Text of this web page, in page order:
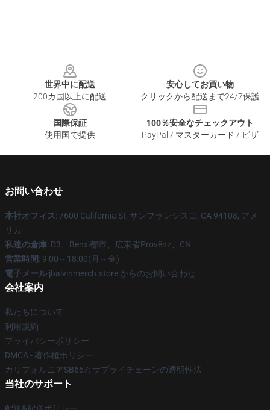
世界中に配送
200カ国以上に配送
安心してお買い物
クリックから配送まで24/7保護
国際保証
使用国で提供
100％安全なチェックアウト
PayPal / マスターカード / ビザ
お問い合わせ
本社オフィス: 7600 California St, サンフランシスコ, CA 94108, アメ
リカ
私達の倉庫: D3、Benxi都市、広東省Provënz、CN
営業時間: 9:00～18:00(月～金)
電子メール:jbalvinmerch.store からのお問い合わせ
会社案内
私たちについて
利用規約
プライバシーポリシー
DMCA - 著作権ポリシー
カリフォルニアSB657: サプライチェーンの透明性法
当社のサポート